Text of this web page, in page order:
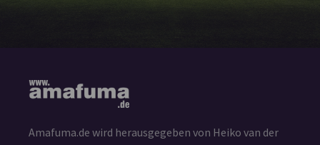
Amafuma.de wird herausgegeben von Heiko van der